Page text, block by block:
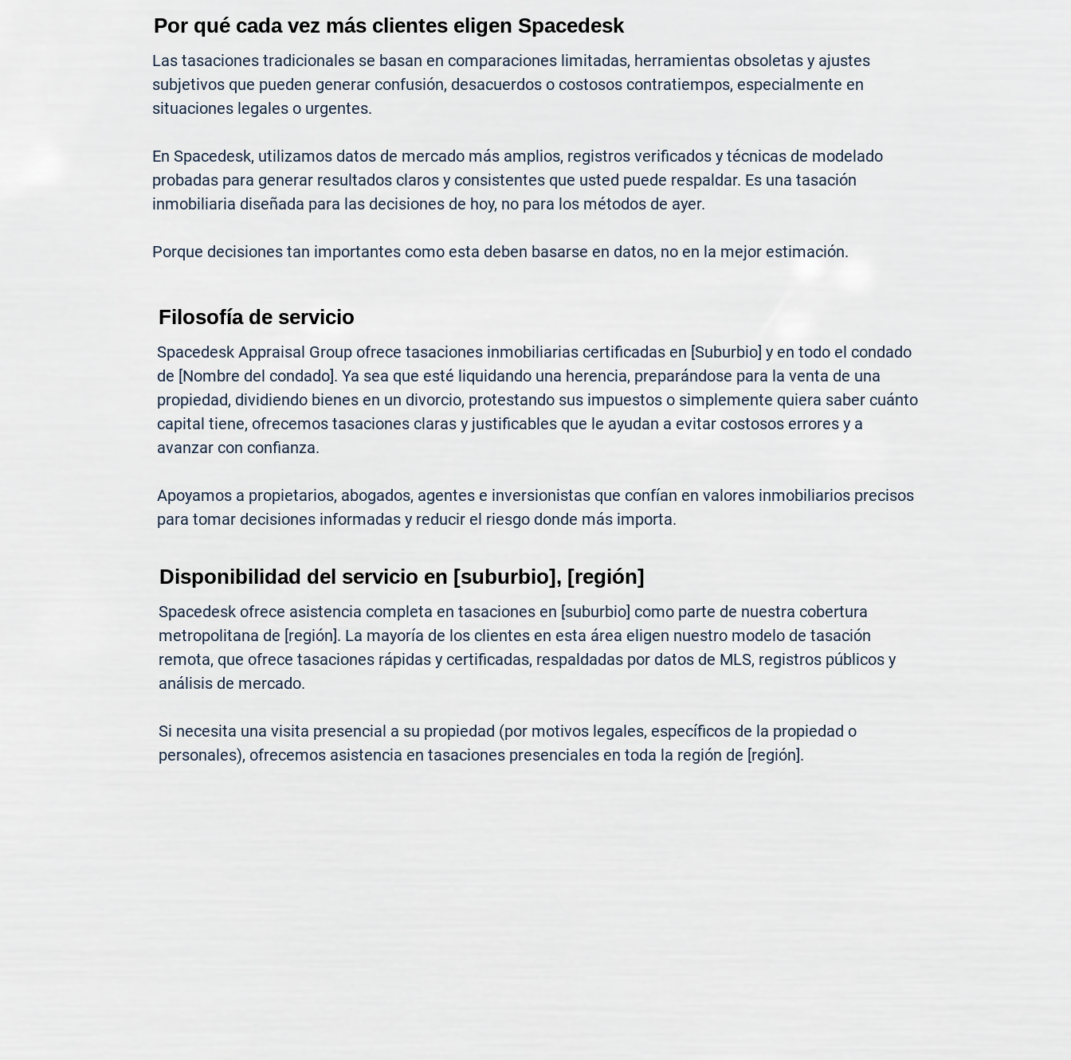
Por qué cada vez más clientes eligen Spacedesk
Las tasaciones tradicionales se basan en comparaciones limitadas, herramientas obsoletas y ajustes
subjetivos que pueden generar confusión, desacuerdos o costosos contratiempos, especialmente en
situaciones legales o urgentes.
En Spacedesk, utilizamos datos de mercado más amplios, registros verificados y técnicas de modelado
probadas para generar resultados claros y consistentes que usted puede respaldar. Es una tasación
inmobiliaria diseñada para las decisiones de hoy, no para los métodos de ayer.
Porque decisiones tan importantes como esta deben basarse en datos, no en la mejor estimación.
Filosofía de servicio
Spacedesk Appraisal Group ofrece tasaciones inmobiliarias certificadas en [Suburbio] y en todo el condado
de [Nombre del condado]. Ya sea que esté liquidando una herencia, preparándose para la venta de una
propiedad, dividiendo bienes en un divorcio, protestando sus impuestos o simplemente quiera saber cuánto
capital tiene, ofrecemos tasaciones claras y justificables que le ayudan a evitar costosos errores y a
avanzar con confianza.
Apoyamos a propietarios, abogados, agentes e inversionistas que confían en valores inmobiliarios precisos
para tomar decisiones informadas y reducir el riesgo donde más importa.
Disponibilidad del servicio en [suburbio], [región]
Spacedesk ofrece asistencia completa en tasaciones en [suburbio] como parte de nuestra cobertura
metropolitana de [región]. La mayoría de los clientes en esta área eligen nuestro modelo de tasación
remota, que ofrece tasaciones rápidas y certificadas, respaldadas por datos de MLS, registros públicos y
análisis de mercado.
Si necesita una visita presencial a su propiedad (por motivos legales, específicos de la propiedad o
personales), ofrecemos asistencia en tasaciones presenciales en toda la región de [región].